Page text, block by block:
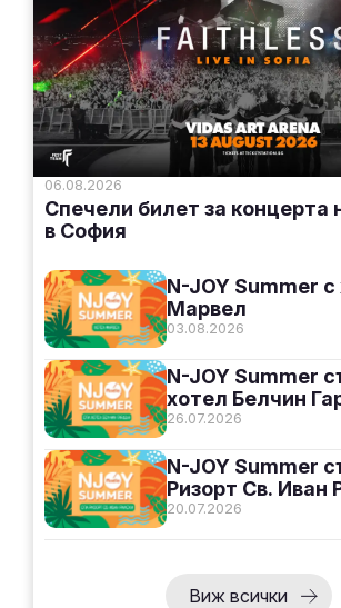
06.08.2026
Спечели билет за концерта
в София
03.08.2026
N-JOY Summer с
Марвел
26.07.2026
N-JOY Summer
хотел Белчин
20.07.2026
N-JOY Summer
Ризорт Св. Иван
Виж всички